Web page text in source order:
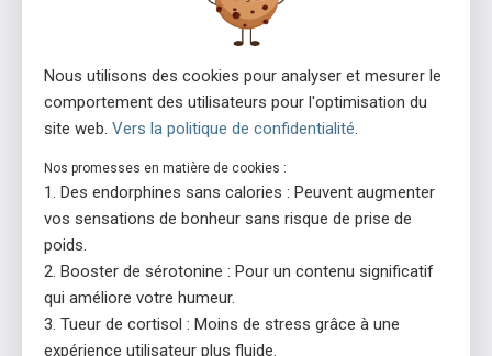
ensa est un programme co-initié par la Fondation suisse Pro Mente
et Ernst Göhner.
Consédant de la licence
Nous utilisons des cookies pour analyser et mesurer le
comportement des utilisateurs pour l'optimisation du
site web. Vers la politique de confidentialité
Nos promesses en matière de cookies :
Des endorphines sans calories : Peuvent augmenter
vos sensations de bonheur sans risque de prise de
poids.
Booster de sérotonine : Pour un contenu significatif
qui améliore votre humeur.
Tueur de cortisol : Moins de stress grâce à une
expérience utilisateur plus fluide.